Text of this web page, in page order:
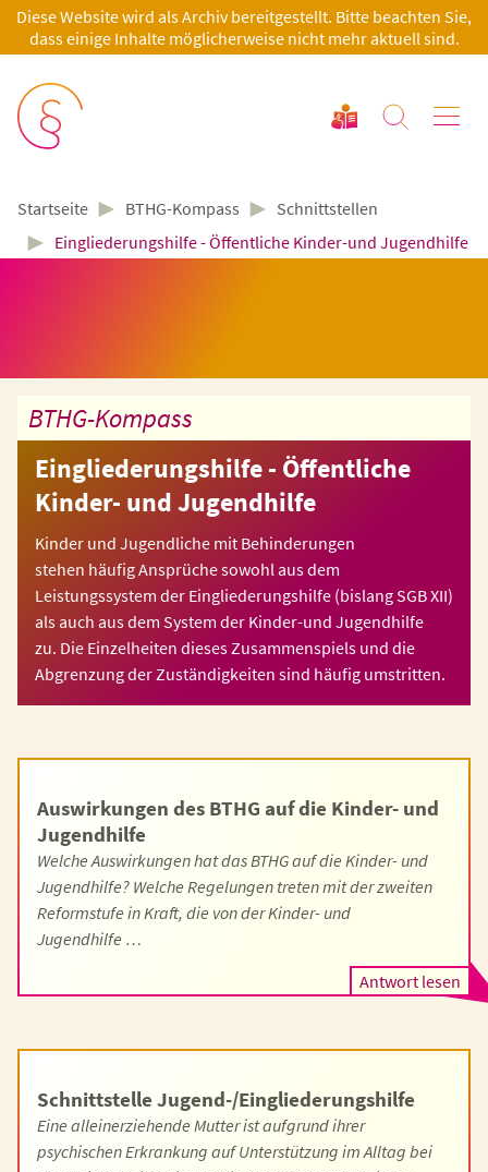
Diese Website wird als Archiv bereitgestellt. Bitte beachten Sie,
dass einige Inhalte möglicherweise nicht mehr aktuell sind.
Startseite ► BTHG-Kompass ► Schnittstellen
► Eingliederungshilfe - Öffentliche Kinder-und Jugendhilfe
BTHG-Kompass
Eingliederungshilfe - Öffentliche
Kinder- und Jugendhilfe
Kinder und Jugendliche mit Behinderungen
stehen häufig Ansprüche sowohl aus dem
Leistungssystem der Eingliederungshilfe (bislang SGB XII)
als auch aus dem System der Kinder-und Jugendhilfe
zu. Die Einzelheiten dieses Zusammenspiels und die
Abgrenzung der Zuständigkeiten sind häufig umstritten.
Auswirkungen des BTHG auf die Kinder- und
Jugendhilfe
Welche Auswirkungen hat das BTHG auf die Kinder- und
Jugendhilfe? Welche Regelungen treten mit der zweiten
Reformstufe in Kraft, die von der Kinder- und
Jugendhilfe …
Antwort lesen
Schnittstelle Jugend-/Eingliederungshilfe
Eine alleinerziehende Mutter ist aufgrund ihrer
psychischen Erkrankung auf Unterstützung im Alltag bei